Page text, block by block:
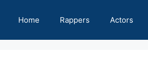
Home Rappers Actors